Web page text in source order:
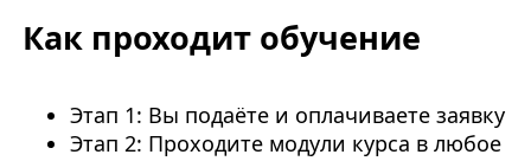
Как проходит обучение
Этап 1: Вы подаёте и оплачиваете заявку
Этап 2: Проходите модули курса в любое